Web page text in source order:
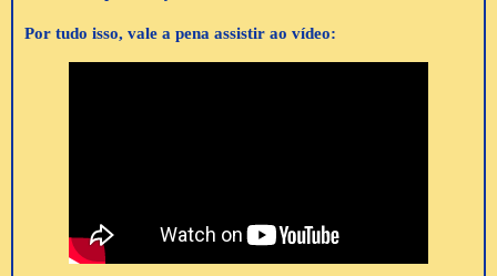
Por tudo isso, vale a pena assistir ao vídeo: